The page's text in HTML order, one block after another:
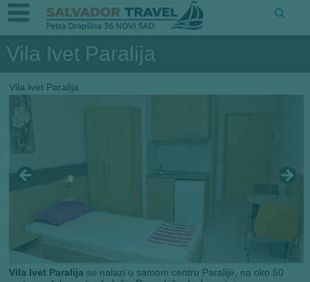
Vila Ivet Paralija
Vila Ivet Paralija
Vila Ivet Paralija se nalazi u samom centru Paralije, na oko 50